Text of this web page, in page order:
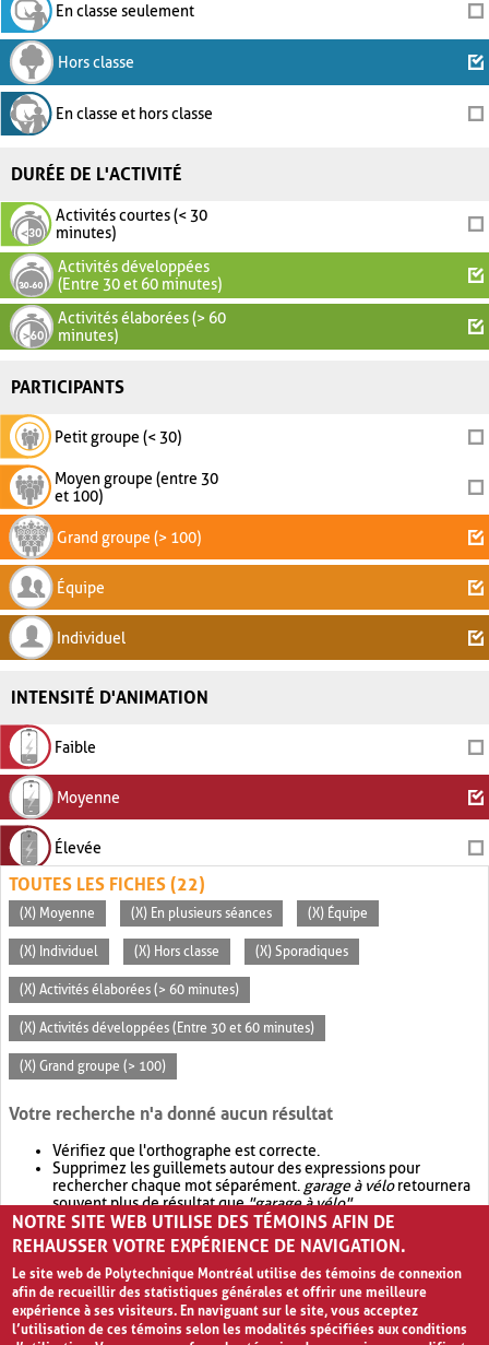
En classe seulement
Hors classe
En classe et hors classe
DURÉE DE L'ACTIVITÉ
Activités courtes (< 30
minutes)
Activités développées
(Entre 30 et 60 minutes)
Activités élaborées (> 60
minutes)
PARTICIPANTS
Petit groupe (< 30)
Moyen groupe (entre 30
et 100)
Grand groupe (> 100)
Équipe
Individuel
INTENSITÉ D'ANIMATION
Faible
Moyenne
Élevée
TOUTES LES FICHES (22)
(X) Moyenne (X) En plusieurs séances (X) Équipe
(X) Individuel (X) Hors classe (X) Sporadiques
(X) Activités élaborées (> 60 minutes)
(X) Activités développées (Entre 30 et 60 minutes)
(X) Grand groupe (> 100)
Votre recherche n'a donné aucun résultat
Vérifiez que l'orthographe est correcte.
Supprimez les guillemets autour des expressions pour
rechercher chaque mot séparément. garage à véloretournera
souvent plus de résultat que"garage à vélo".
Envisagez d'élargir votre recherche avec OR.garage OR vélo
retournera souvent plus de résultat quegarage à vélo
NOTRE SITE WEB UTILISE DES TÉMOINS AFIN DE
REHAUSSER VOTRE EXPÉRIENCE DE NAVIGATION.
Le site web de Polytechnique Montréal utilise des témoins de connexion
afin de recueillir des statistiques générales et offrir une meilleure
expérience à ses visiteurs. En naviguant sur le site, vous acceptez
l’utilisation de ces témoins selon les modalités spécifiées aux conditions